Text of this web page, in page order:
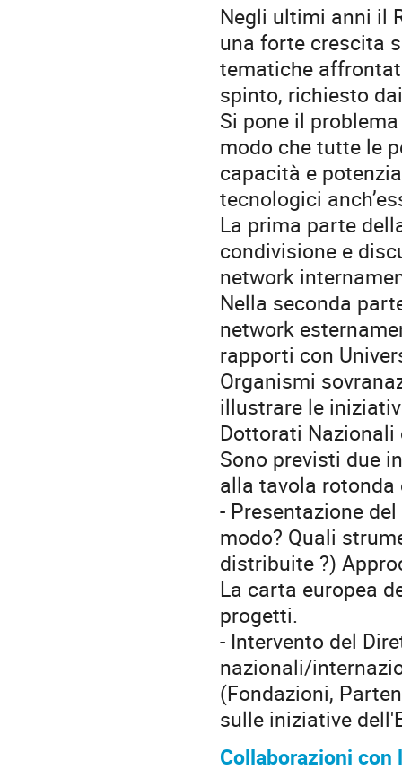
Negli ultimi anni il
una forte crescita
tematiche
spinto, richiesto
Si pone il
modo che tutte le
capacità e
tecnologici
La prima parte
condivisione e
network
Nella seconda
network
rapporti con
Organismi
illustrare le
Dottorati Nazionali
Sono previsti due
alla tavola
- Presentazione
modo? Quali
distribuite ?)
La carta europea
progetti.
- Intervento del
nazionali/
(Fondazioni,
sulle iniziative
Collaborazioni con